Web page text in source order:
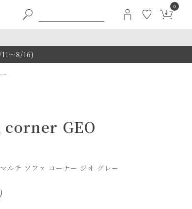
0
～8/16)
GEO
ルチ ソファ コーナー ジオ グレー